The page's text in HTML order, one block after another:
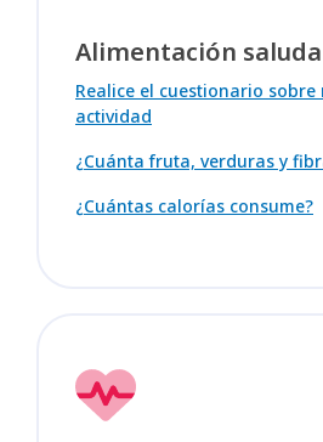
Alimentación
Realice el cuestionario
actividad
¿Cuánta fruta, verduras y
¿Cuántas calorías consume?